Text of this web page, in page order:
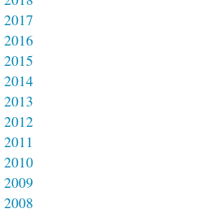
2017
2016
2015
2014
2013
2012
2011
2010
2009
2008